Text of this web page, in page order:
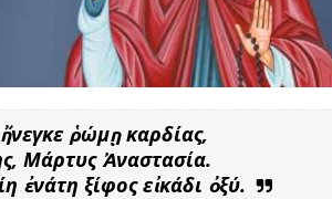
ῥώμῃ καρδίας,
Μάρτυς Ἀναστασία.
ἐνάτη ξίφος εἰκάδι ὀξύ.